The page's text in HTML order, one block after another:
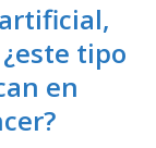
tipo
en